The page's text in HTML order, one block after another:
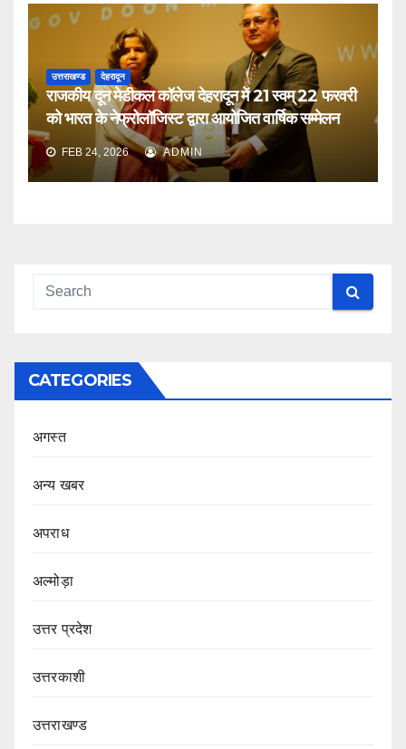
उत्तराखण्ड देहरादून
राजकीय दून मेडीकल कॉलेज देहरादून में 21 स्वम् 22 फरवरी
को भारत के नेफ्रोलॉजिस्ट द्वारा आयोजित वार्षिक सम्मेलन
FEB 24, 2026 ADMIN
CATEGORIES
अगस्त
अन्य खबर
अपराध
अल्मोड़ा
उत्तर प्रदेश
उत्तरकाशी
उत्तराखण्ड